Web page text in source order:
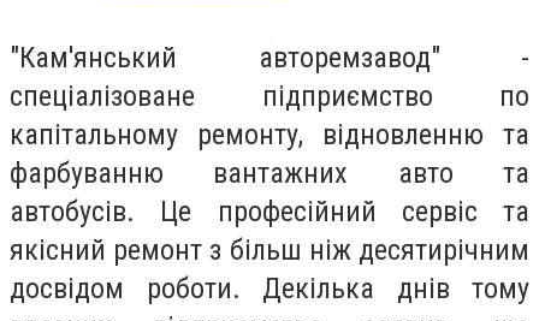
"Кам'янський авторемзавод" -
спеціалізоване підприємство по
капітальному ремонту, відновленню та
фарбуванню вантажних авто та
автобусів. Це професійний сервіс та
якісний ремонт з більш ніж десятирічним
досвідом роботи. Декілька днів тому